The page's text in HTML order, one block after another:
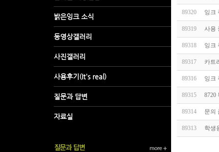
89320 잉크
89319 사용
89318 잉크
89317 카트
89316 잉크
89315 8720
89314 문의
89313 학생